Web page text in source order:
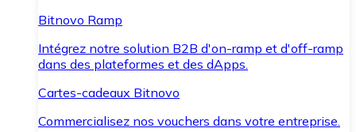
Bitnovo Ramp
Intégrez notre solution B2B d'on-ramp et d'off-ramp
dans des plateformes et des dApps.
Cartes-cadeaux Bitnovo
Commercialisez nos vouchers dans votre entreprise.